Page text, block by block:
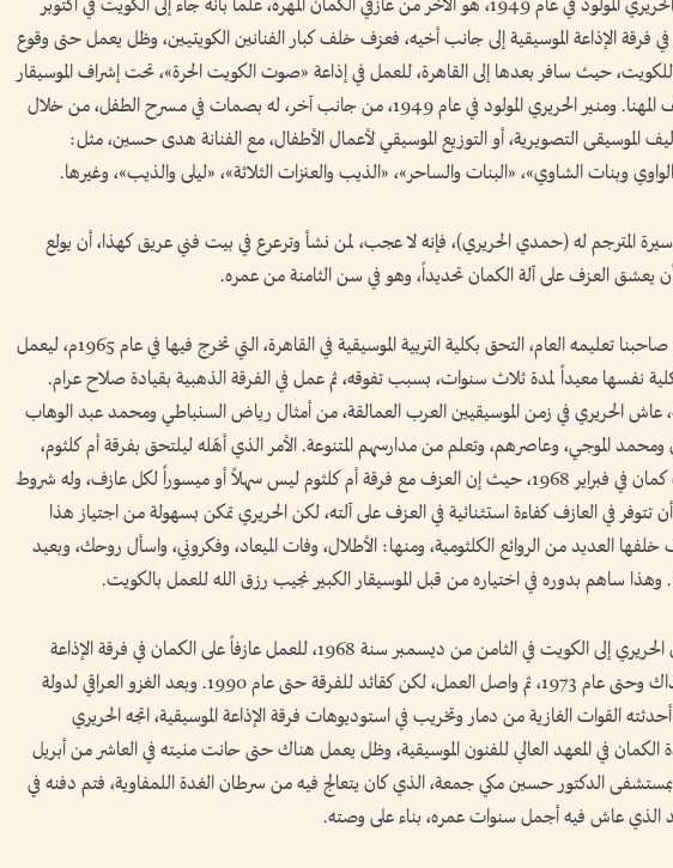
في فرقة الإذاعة الموسيقية إلى جانب أخيه، فعزف خلف كبار الفنانين الكويتيين، وظل يعمل حتى وقوع
للكويت، حيث سافر بعدها إلى القاهرة، للعمل في إذاعة «صوت الكويت الحرة»، تحت إشراف الموسيقار
الكويتي يوسف المهنا. ومنير الحريري المولود في عام 1949، من جانب آخر، له بصمات في مسرح الطفل، من خلال
الموسيقى التصويرية، أو التوزيع الموسيقي لأعمال الأطفال، مع الفنانة هدى حسين، مثل:
وبنات الشاوي»، «البنات والساحر»، «الذيب والعنزات الثلاثة»، «ليلى والذيب»، وغيرها.
سيرة المترجم له (حمدي الحريري)، فإنه لا عجب، لمن نشأ وترعرع في بيت فني عريق كهذا، أن يولع
يعشق العزف على آلة الكمان تحديداً، وهو في سن الثامنة من عمره.
بعد أن أكمل صاحبنا تعليمه العام، التحق بكلية التربية الموسيقية في القاهرة، التي تخرج فيها في عام 1965م، ليعمل
نفسها معيداً لمدة ثلاث سنوات، بسبب تفوقه، ثم عمل في الفرقة الذهبية بقيادة صلاح عرام.
الحريري في زمن الموسيقيين العرب العمالقة، من أمثال رياض السنباطي ومحمد عبد الوهاب
الموجي، وعاصرهم، وتعلم من مدارسهم المتنوعة. الأمر الذي أهّله ليلتحق بفرقة أم كلثوم،
كأصغر عازف كمان في فبراير 1968، حيث إن العزف مع فرقة أم كلثوم ليس سهلاً أو ميسوراً لكل عازف، وله شروط
تتوفر في العازف كفاءة استثنائية في العزف على آلته، لكن الحريري تمكن بسهولة من اجتياز هذا
العديد من الروائع الكلثومية، ومنها: الأطلال، وفات الميعاد، وفكروني، واسأل روحك، وبعيد
وهذا ساهم بدوره في اختياره من قبل الموسيقار الكبير نجيب رزق الله للعمل بالكويت.
وهكذا، وصل الحريري إلى الكويت في الثامن من ديسمبر سنة 1968، للعمل عازفاً على الكمان في فرقة الإذاعة
الموسيقية، مذاك وحتى عام 1973، ثم واصل العمل، لكن كقائد للفرقة حتى عام 1990. وبعد الغزو العراقي لدولة
القوات الغازية من دمار وتخريب في استوديوهات فرقة الإذاعة الموسيقية، اتجه الحريري
في المعهد العالي للفنون الموسيقية، وظل يعمل هناك حتى حانت منيته في العاشر من أبريل
2002، بمستشفى الدكتور حسين مكي جمعة، الذي كان يتعالج فيه من سرطان الغدة اللمفاوية، فتم دفنه في
الذي عاش فيه أجمل سنوات عمره، بناء على وصته.